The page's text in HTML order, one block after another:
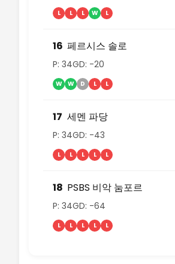
L L L W L
16 페르시스 솔로
P: 34GD: -20
W W D L L
17 세멘 파당
P: 34GD: -43
L L L L L
18 PSBS 비악 눔포르
P: 34GD: -64
L L L L L